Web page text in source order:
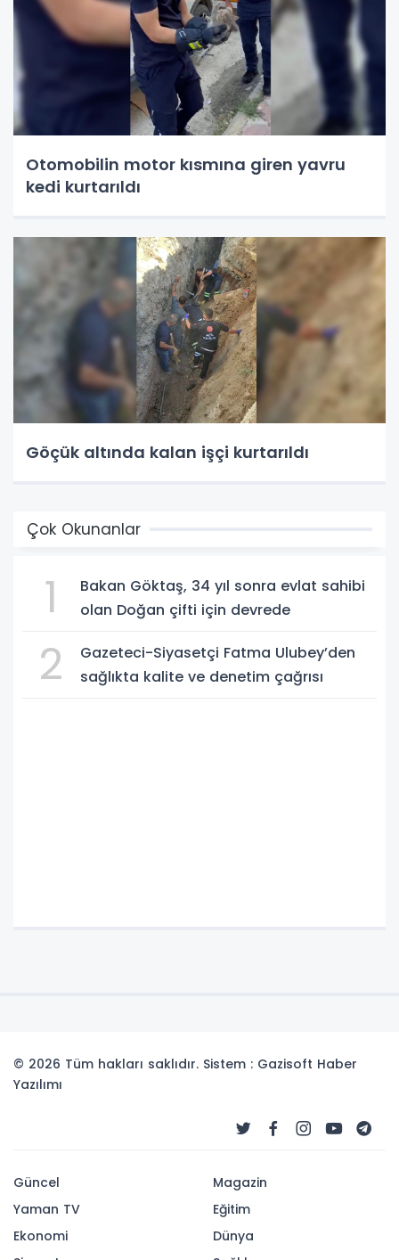
Otomobilin motor kısmına giren yavru
kedi kurtarıldı
Göçük altında kalan işçi kurtarıldı
Çok Okunanlar
1
Bakan Göktaş, 34 yıl sonra evlat sahibi
olan Doğan çifti için devrede
2
Gazeteci-Siyasetçi Fatma Ulubey’den
sağlıkta kalite ve denetim çağrısı
© 2026 Tüm hakları saklıdır. Sistem : Gazisoft Haber
Yazılımı
Güncel
Yaman TV
Ekonomi
Magazin
Eğitim
Dünya